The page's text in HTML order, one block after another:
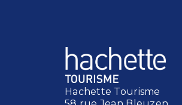
Hachette Tourisme